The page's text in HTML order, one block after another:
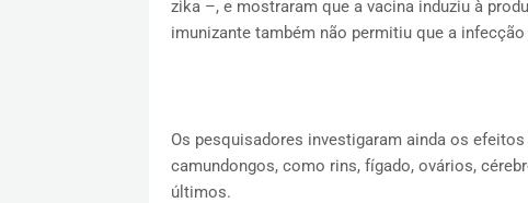
zika –, e mostraram que a vacina induziu à
imunizante também não permitiu que a
Os pesquisadores investigaram ainda os
camundongos, como rins, fígado, ovários,
últimos.